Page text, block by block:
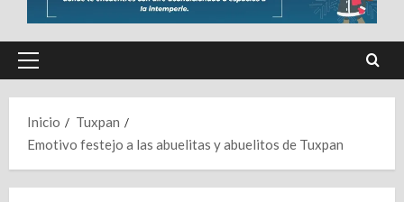
Menú
Inicio
Tuxpan
Emotivo festejo a las abuelitas y abuelitos de Tuxpan